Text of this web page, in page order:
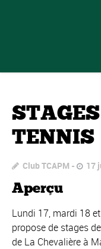
TENNIS
Club TCAPM 17
Aperçu
Lundi 17, mardi 18
propose de stages
de La Chevalière à